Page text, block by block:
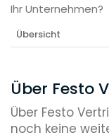
Ihr Unternehmen?
Übersicht
Über Festo
Über Festo
noch keine